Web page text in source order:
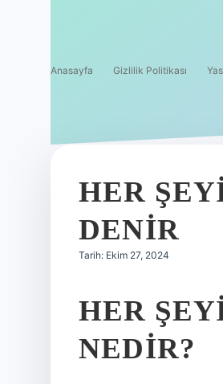
Anasayfa Gizlilik Politikası
HER
DENIR
Tarih: Ekim 27, 2024
HER
NEDIR?